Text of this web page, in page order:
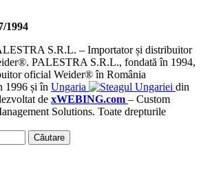
1994
S.R.L. – Importator și distribuitor
PALESTRA S.R.L., fondată în 1994,
oficial Weider® în România
1996 și în Ungaria
din
de xWEBING.com – Custom
Solutions. Toate drepturile
Căutare